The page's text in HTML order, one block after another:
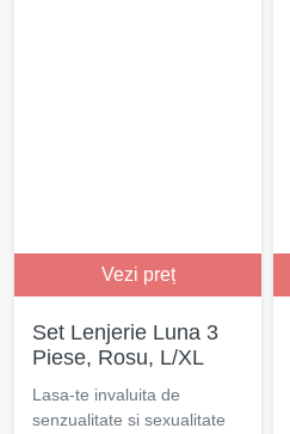
Vezi preț
Set Lenjerie Luna 3
Piese, Rosu, L/XL
Lasa-te invaluita de
senzualitate si sexualitate